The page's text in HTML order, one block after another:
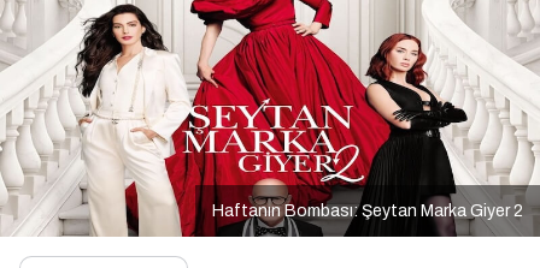
Haftanın Bombası: Şeytan Marka Giyer 2